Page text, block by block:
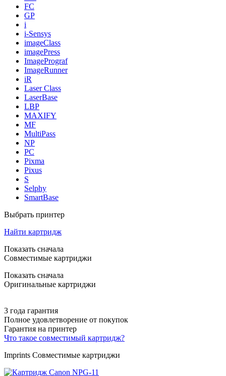
FC
GP
i
i-Sensys
imageClass
imagePress
ImagePrograf
ImageRunner
iR
Laser Class
LaserBase
LBP
MAXIFY
MF
MultiPass
NP
PC
Pixma
Pixus
S
Selphy
SmartBase
Выбрать принтер
Найти картридж
Показать сначала
Совместимые картриджи
Показать сначала
Оригинальные картриджи
3 года гарантия
Полное удовлетворение от покупок
Гарантия на принтер
Что такое совместимый картридж?
Imprints Совместимые картриджи